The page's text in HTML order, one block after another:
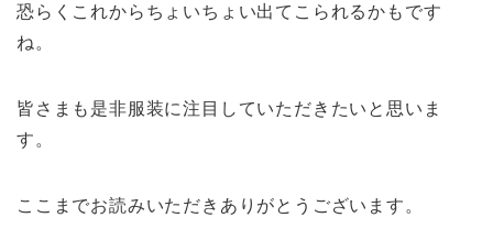
恐らくこれからちょいちょい出てこられるかもです
ね。
皆さまも是非服装に注目していただきたいと思いま
す。
ここまでお読みいただきありがとうございます。